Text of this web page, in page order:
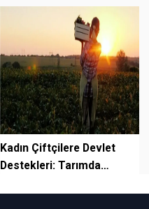
Kadın Çiftçilere Devlet
Destekleri: Tarımda